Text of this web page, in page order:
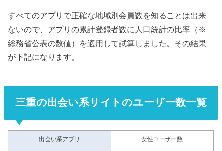
すべてのアプリで正確な地域別会員数を知ることは出来
ないので、アプリの累計登録者数に人口統計の比率（※
総務省公表の数値）を適用して試算しました。その結果
が下記になります。
三重の出会い系サイトのユーザー数一覧
出会い系アプリ 女性ユーザー数